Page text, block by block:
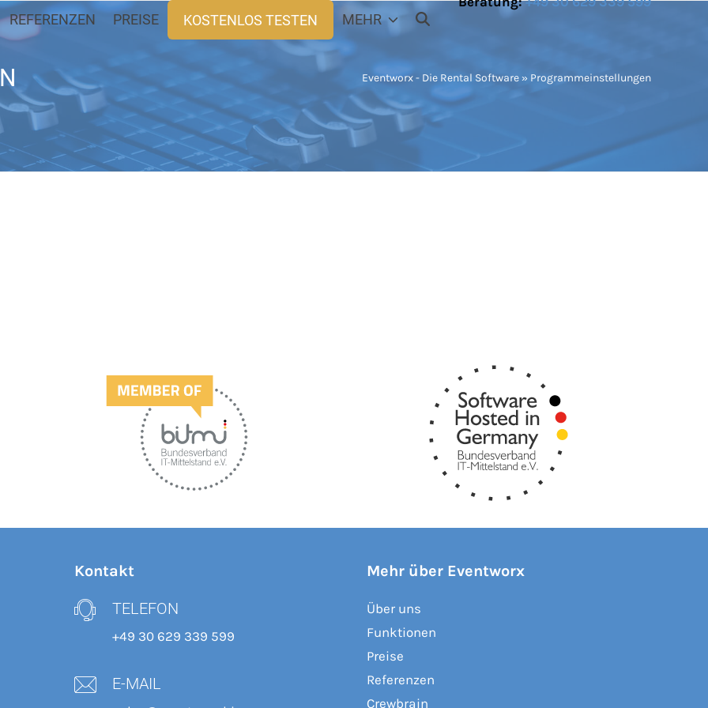
REFERENZEN PREISE KOSTENLOS TESTEN MEHR
Eventworx - Die Rental Software» Programmeinstellungen
Kontakt
TELEFON
+49 30 629 339 599
E-MAIL
Mehr über Eventworx
Über uns
Funktionen
Preise
Referenzen
Crewbrain